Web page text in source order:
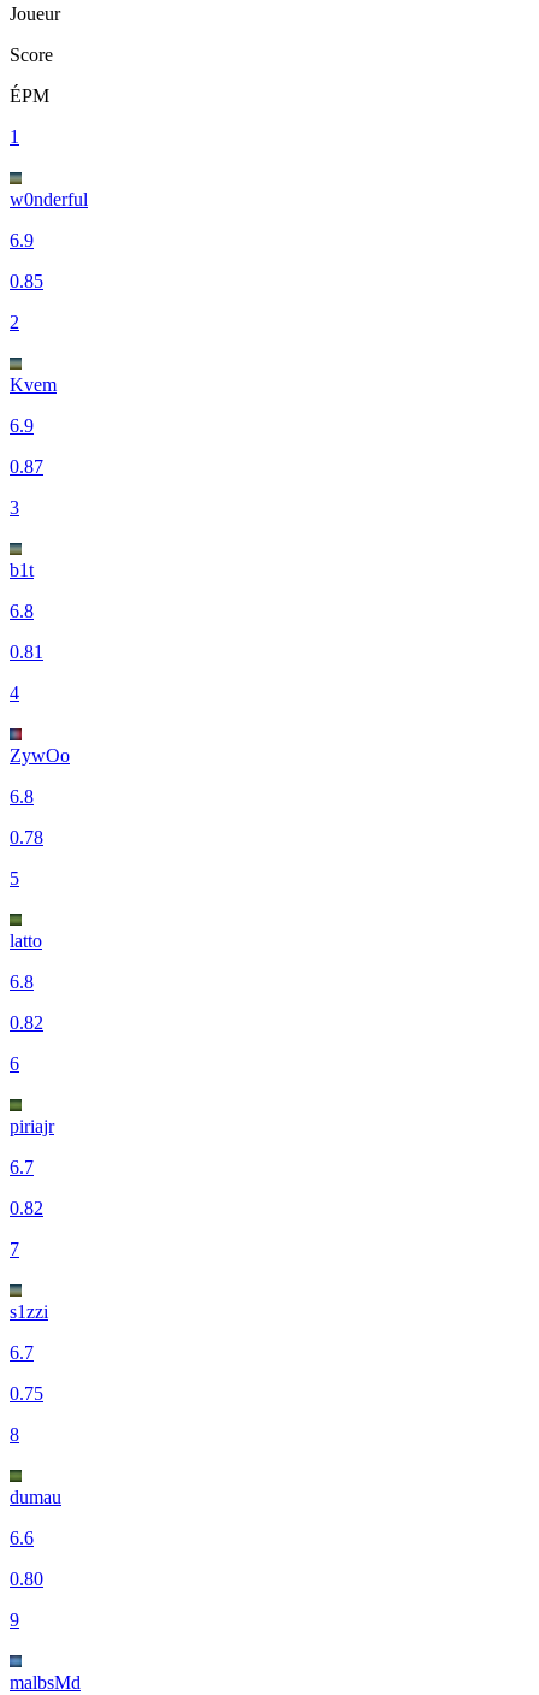
Joueur
Score
ÉPM
1
w0nderful
6.9
0.85
2
Kvem
6.9
0.87
3
b1t
6.8
0.81
4
ZywOo
6.8
0.78
5
latto
6.8
0.82
6
piriajr
6.7
0.82
7
s1zzi
6.7
0.75
8
dumau
6.6
0.80
9
malbsMd